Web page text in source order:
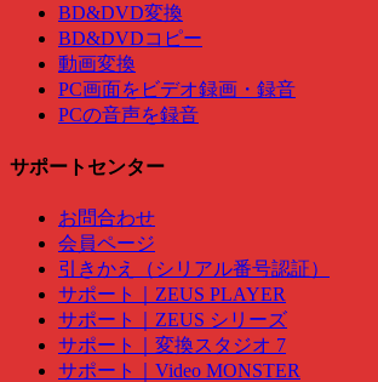
BD&DVD変換
BD&DVDコピー
動画変換
PC画面をビデオ録画・録音
PCの音声を録音
サポートセンター
お問合わせ
会員ページ
引きかえ（シリアル番号認証）
サポート｜ZEUS PLAYER
サポート｜ZEUS シリーズ
サポート｜変換スタジオ 7
サポート｜Video MONSTER